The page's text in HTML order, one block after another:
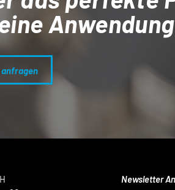
Anwendung
Newsletter